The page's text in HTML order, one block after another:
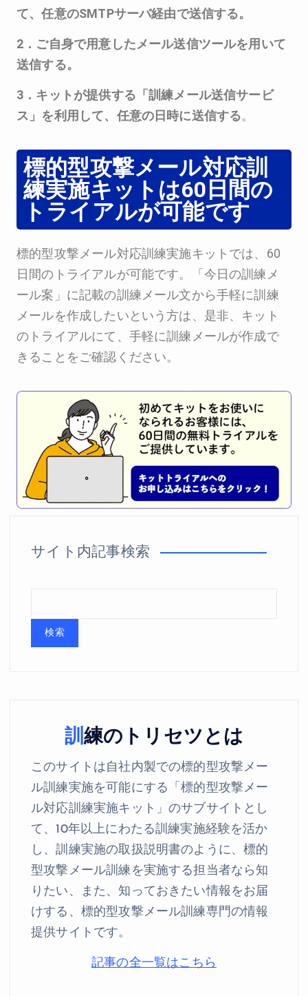
て、任意のSMTPサーバ経由で送信する。
2．ご自身で用意したメール送信ツールを用いて
送信する。
3．キットが提供する「訓練メール送信サービ
ス」を利用して、任意の日時に送信する。
標的型攻撃メール対応訓
練実施キットは60日間の
トライアルが可能です
標的型攻撃メール対応訓練実施キットでは、60
日間のトライアルが可能です。「今日の訓練メ
ール案」に記載の訓練メール文から手軽に訓練
メールを作成したいという方は、是非、キット
のトライアルにて、手軽に訓練メールが作成で
きることをご確認ください。
サイト内記事検索
検索
訓練のトリセツとは
このサイトは自社内製での標的型攻撃メー
ル訓練実施を可能にする「標的型攻撃メー
ル対応訓練実施キット」のサブサイトとし
て、10年以上にわたる訓練実施経験を活か
し、訓練実施の取扱説明書のように、標的
型攻撃メール訓練を実施する担当者なら知
りたい、また、知っておきたい情報をお届
けする、標的型攻撃メール訓練専門の情報
提供サイトです。
記事の全一覧はこちら